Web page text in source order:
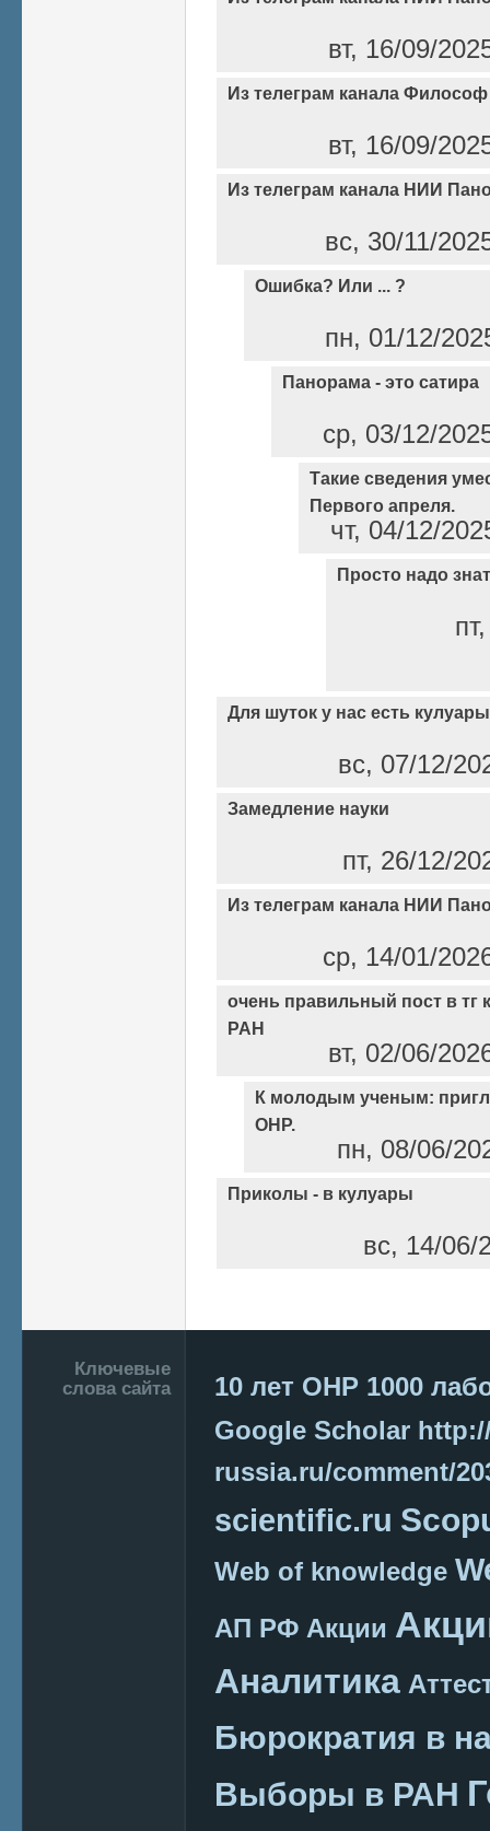
вт, 16/09/
Из телеграм канала
вт, 16/09/
Из телеграм канала НИИ
вс, 30/11/
Ошибка? Или ... ?
пн, 01/12/
Панорама - это сатира
ср, 03/12/
Такие сведения
Первого апреля.
чт, 04/12/
Просто надо
Для шуток у нас есть кулуары
вс, 07/12/
Замедление науки
пт, 26/12/
Из телеграм канала НИИ
ср, 14/01/
очень правильный пост в
РАН
вт, 02/06/
К молодым ученым:
ОНР.
пн, 08/06/
Приколы - в кулуары
вс, 14/06/
Подвал
Ключевые
слова сайта
10 лет ОНР 1000
Google Scholar
russia.ru/comment/
scientific.ru
Web of knowledge
АП РФ Акции
Аналитика
Бюрократия в
Выборы в РАН